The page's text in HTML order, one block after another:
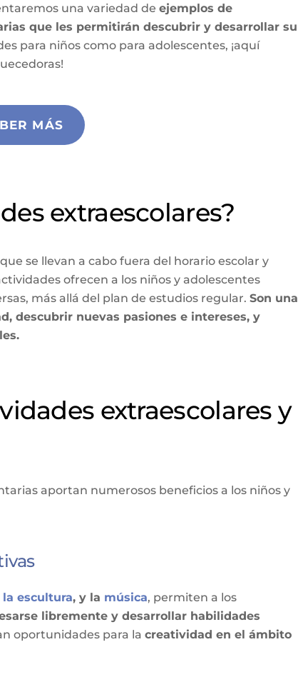
una variedad de ejemplos de
que les permitirán descubrir y desarrollar su
para niños como para adolescentes, ¡aquí
MÁS
extraescolares?
se llevan a cabo fuera del horario escolar y
ofrecen a los niños y adolescentes
más allá del plan de estudios regular. Son una
descubrir nuevas pasiones e intereses, y
extraescolares y
aportan numerosos beneficios a los niños y
escultura, y la música, permiten a los
libremente y desarrollar habilidades
oportunidades para la creatividad en el ámbito